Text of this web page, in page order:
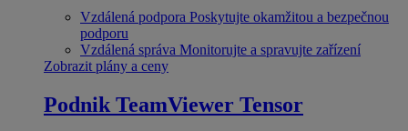
Vzdálená podpora Poskytujte okamžitou a bezpečnou
podporu
Vzdálená správa Monitorujte a spravujte zařízení
Zobrazit plány a ceny
Podnik TeamViewer Tensor